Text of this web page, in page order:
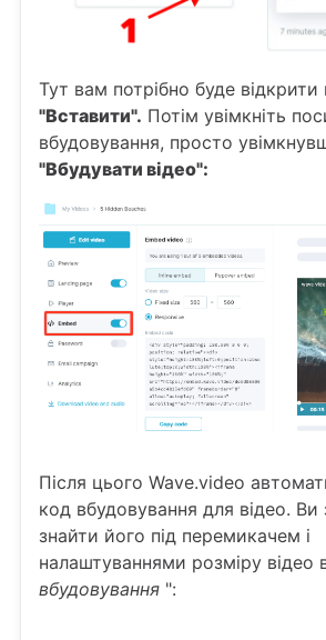
Тут вам потрібно буде відкрити
"Вставити". Потім увімкніть
вбудовування, просто
"Вбудувати відео":
Після цього Wave.video
код вбудовування для відео.
знайти його під перемикачем і
налаштуваннями розміру відео
вбудовування ":